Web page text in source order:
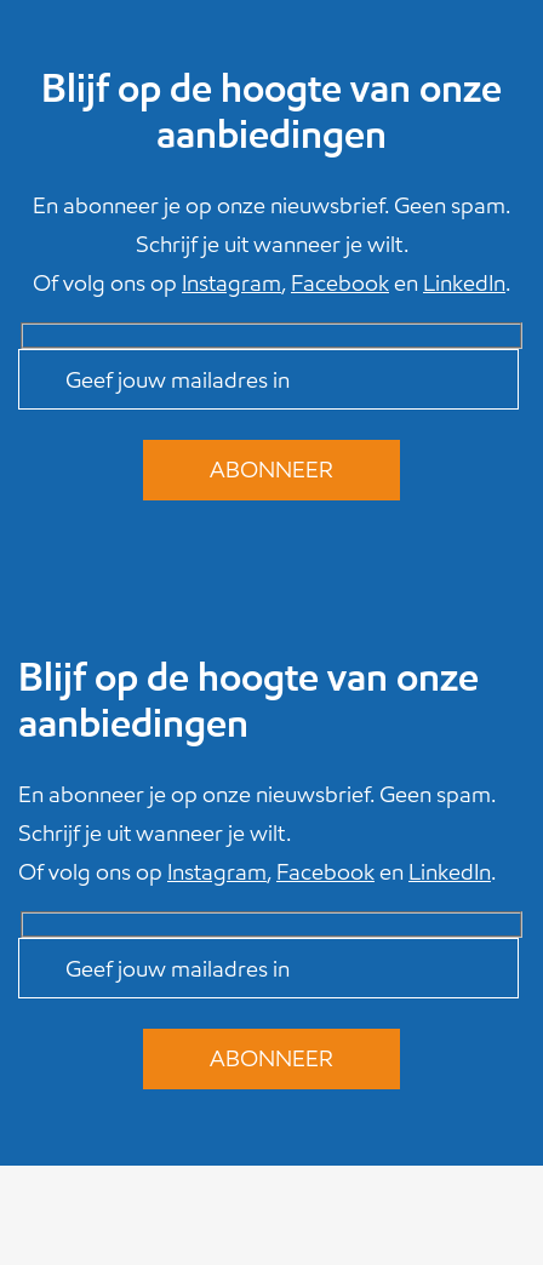
Blijf op de hoogte van onze
aanbiedingen
En abonneer je op onze nieuwsbrief. Geen spam.
Schrijf je uit wanneer je wilt.
Of volg ons op Instagram, Facebooken LinkedIn.
Blijf op de hoogte van onze
aanbiedingen
En abonneer je op onze nieuwsbrief. Geen spam.
Schrijf je uit wanneer je wilt.
Of volg ons op Instagram, Facebooken LinkedIn.